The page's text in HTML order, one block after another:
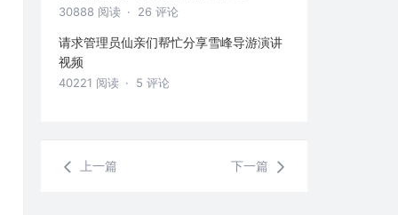
30888 阅读 · 26 评论
请求管理员仙亲们帮忙分享雪峰导游演讲
视频
40221 阅读 · 5 评论
上一篇 下一篇